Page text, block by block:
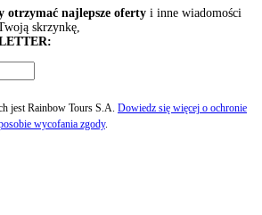
otrzymać najlepsze oferty i inne wiadomości
skrzynkę,
jest Rainbow Tours S.A. Dowiedz się więcej o ochronie
wycofania zgody.